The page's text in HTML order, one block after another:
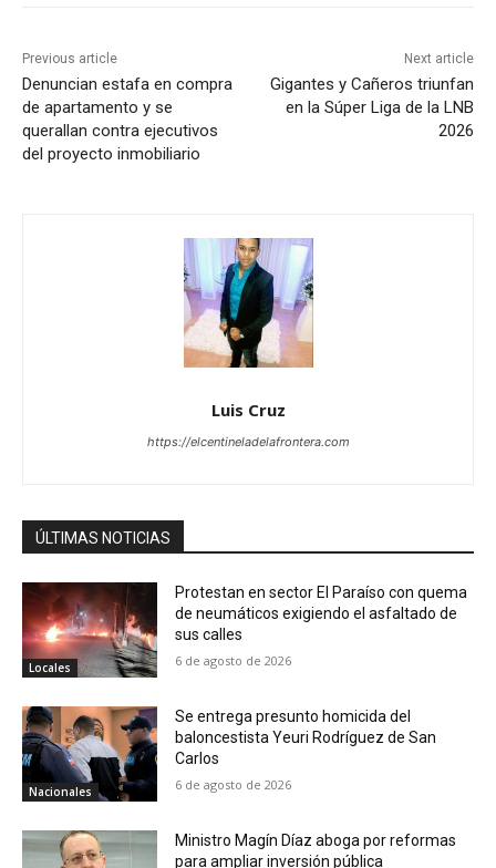
Previous article
Denuncian estafa en compra
de apartamento y se
querallan contra ejecutivos
del proyecto inmobiliario
Next article
Gigantes y Cañeros triunfan
en la Súper Liga de la LNB
2026
Luis Cruz
https://elcentineladelafrontera.com
ÚLTIMAS NOTICIAS
Locales
Protestan en sector El Paraíso con quema
de neumáticos exigiendo el asfaltado de
sus calles
6 de agosto de 2026
Nacionales
Se entrega presunto homicida del
baloncestista Yeuri Rodríguez de San
Carlos
6 de agosto de 2026
Ministro Magín Díaz aboga por reformas
para ampliar inversión pública